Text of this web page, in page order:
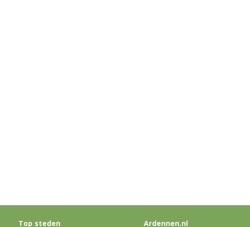
Top steden Ardennen.nl